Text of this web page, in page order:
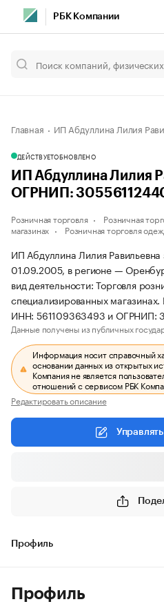
РБК Компании
Главная ИП Абдуллина Лилия
ДЕЙСТВУЕТОБНОВЛЕНО
ИП Абдуллина Лилия
ОГРНИП:
Розничная торговля
Розничная
магазинах
Розничная торговля
ИП Абдуллина Лилия Равильевна
01.09.2005, в регионе —
вид деятельности: Торговля
специализированных
ИНН: 561109363493 и ОГРНИП:
Данные получены из публичных
Информация носит справочный
основании данных из открытых
Компания не является
отношений с сервисом РБК
Редактировать описание
Профиль
Профиль